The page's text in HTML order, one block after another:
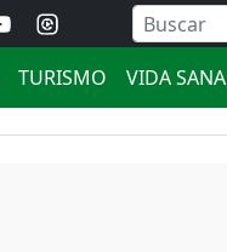
TURISMO VIDA SANA